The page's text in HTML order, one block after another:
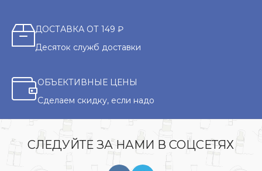
ДОСТАВКА ОТ 149 ₽
Десяток служб доставки
ОБЪЕКТИВНЫЕ ЦЕНЫ
Сделаем скидку, если надо
СЛЕДУЙТЕ ЗА НАМИ В СОЦСЕТЯХ